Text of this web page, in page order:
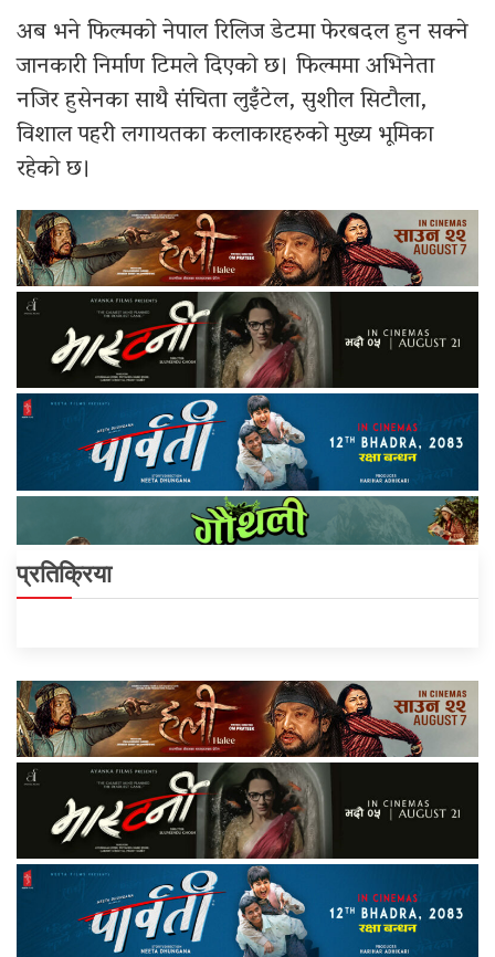
अब भने फिल्मको नेपाल रिलिज डेटमा फेरबदल हुन सक्ने
जानकारी निर्माण टिमले दिएको छ। फिल्ममा अभिनेता
नजिर हुसेनका साथै संचिता लुइँटेल, सुशील सिटौला,
विशाल पहरी लगायतका कलाकारहरुको मुख्य भूमिका
रहेको छ।
प्रतिक्रिया